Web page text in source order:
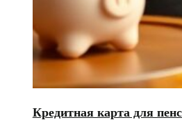
Кредитная карта для